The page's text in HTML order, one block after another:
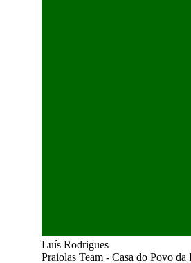
Luís Rodrigues
Praiolas Team - Casa do Povo da